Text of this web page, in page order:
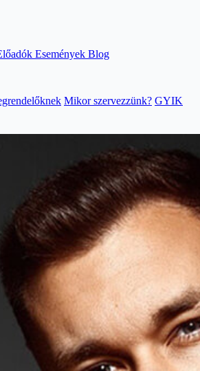
Események Blog
Mikor szervezzünk? GYIK